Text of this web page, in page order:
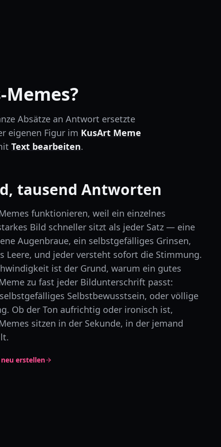
Absätze an Antwort ersetzte
eigenen Figur im KusArt Meme
Text bearbeiten.
tausend Antworten
funktionieren, weil ein einzelnes
Bild schneller sitzt als jeder Satz — eine
Augenbraue, ein selbstgefälliges Grinsen,
Leere, und jeder versteht sofort die Stimmung.
ist der Grund, warum ein gutes
zu fast jeder Bildunterschrift passt:
Selbstbewusstsein, oder völlige
Ob der Ton aufrichtig oder ironisch ist,
sitzen in der Sekunde, in der jemand
neu erstellen